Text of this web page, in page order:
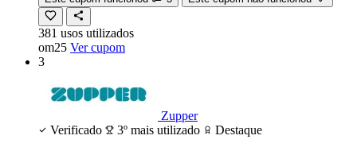
381 usos utilizados
om25 Ver cupom
3
Zupper
Verificado
3º mais utilizado Destaque